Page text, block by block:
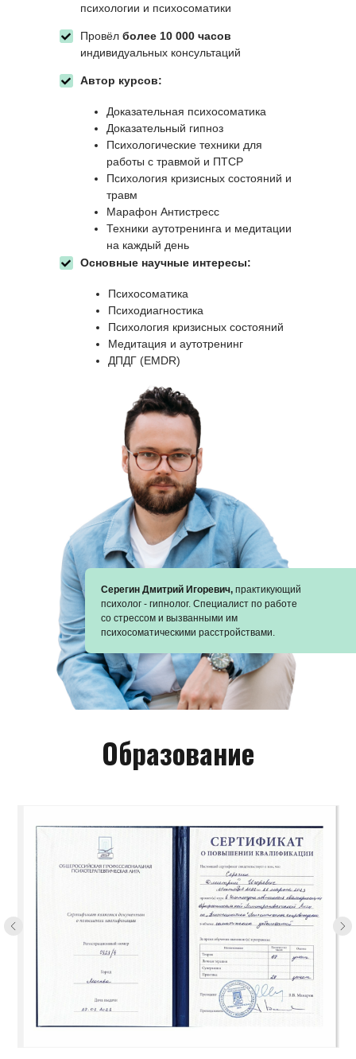
Доказательная психосоматика
Доказательный гипноз
Психологические техники для
работы с травмой и ПТСР
Психология кризисных состояний и
травм
Марафон Антистресс
Техники аутотренинга и медитации
на каждый день
Серегин Дмитрий Игоревич, практикующий
психолог - гипнолог. Специалист по работе
со стрессом и вызванными им
психосоматическими расстройствами.
психологии и психосоматики
Провёл более 10 000 часов
индивидуальных консультаций
Основные научные интересы:
Автор курсов:
Психосоматика
Психодиагностика
Психология кризисных состояний
Медитация и аутотренинг
ДПДГ (EMDR)
Образование